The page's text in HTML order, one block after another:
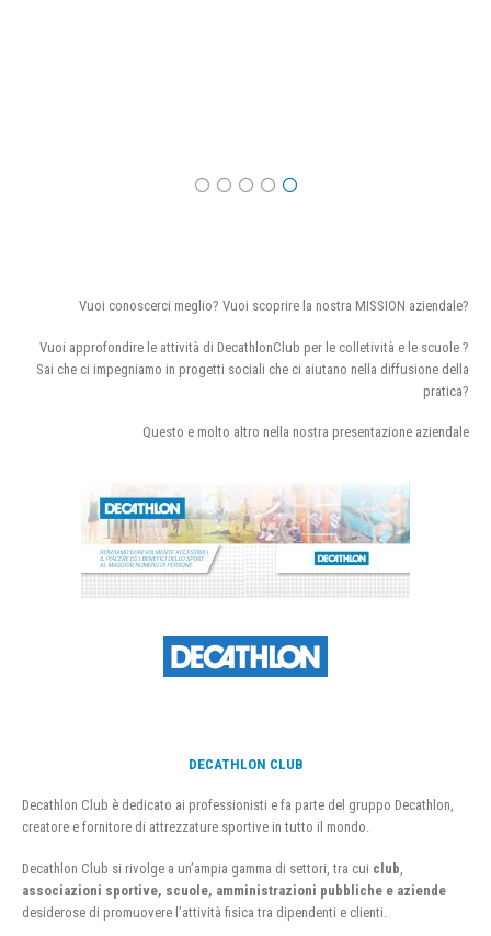
Vuoi conoscerci meglio? Vuoi scoprire la nostra MISSION aziendale?
Vuoi approfondire le attività di DecathlonClub per le colletività e le scuole ?
Sai che ci impegniamo in progetti sociali che ci aiutano nella diffusione della
pratica?
Questo e molto altro nella nostra presentazione aziendale
DECATHLON CLUB
Decathlon Club è dedicato ai professionisti e fa parte del gruppo Decathlon,
creatore e fornitore di attrezzature sportive in tutto il mondo.
Decathlon Club si rivolge a un’ampia gamma di settori, tra cui club
associazioni sportive, scuole, amministrazioni pubbliche e aziende
desiderose di promuovere l’attività fisica tra dipendenti e clienti.